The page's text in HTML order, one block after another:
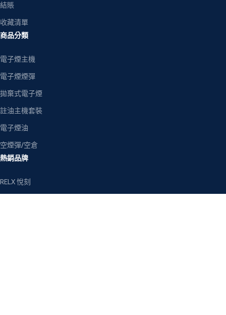
結賬
收藏清單
商品分類
電子煙主機
電子煙煙彈
拋棄式電子煙
註油主機套裝
電子煙油
空煙彈/空倉
熱銷品牌
RELX 悅刻